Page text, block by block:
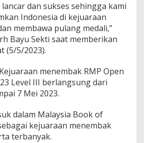
l
a
y
s
a
K
a
p
e
n
B
a
dan sukses sehingga kami
Indonesia di kejuaraan
membawa pulang medali,”
Bayu Sekti saat memberikan
(5/5/2023).
menembak RMP Open
Level III berlangsung dari
7 Mei 2023.
dalam Malaysia Book of
kejuaraan menembak
terbanyak.